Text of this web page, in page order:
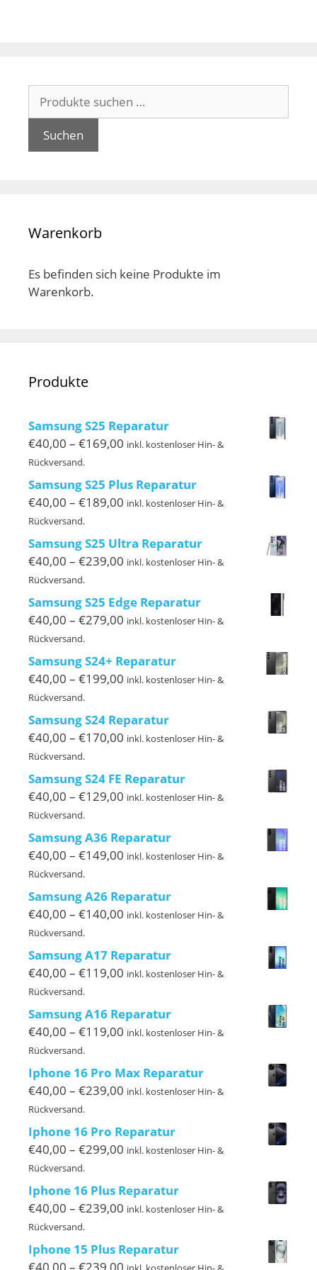
Produktseite
Suchen
nach:
Suchen
Warenkorb
Es befinden sich keine Produkte im
Warenkorb.
Produkte
Samsung S25 Reparatur
€40,00 – €169,00 Preisspanne:
bis
€169,00
inkl. kostenloser Hin- &
Rückversand.
Samsung S25 Plus Reparatur
€40,00 – €189,00 Preisspanne:
bis
€189,00
inkl. kostenloser Hin- &
Rückversand.
Samsung S25 Ultra Reparatur
€40,00 – €239,00 Preisspanne:
€239,00
inkl. kostenloser Hin- &
Rückversand.
Samsung S25 Edge Reparatur
€40,00 – €279,00 Preisspanne:
€279,00
inkl. kostenloser Hin- &
Rückversand.
Samsung S24+ Reparatur
€40,00 – €199,00 Preisspanne:
€199,00
inkl. kostenloser Hin- &
Rückversand.
Samsung S24 Reparatur
€40,00 – €170,00 Preisspanne:
bis
€170,00
inkl. kostenloser Hin- &
Rückversand.
Samsung S24 FE Reparatur
€40,00 – €129,00 Preisspanne:
€129,00
inkl. kostenloser Hin- &
Rückversand.
Samsung A36 Reparatur
€40,00 – €149,00 Preisspanne:
€149,00
inkl. kostenloser Hin- &
Rückversand.
Samsung A26 Reparatur
€40,00 – €140,00 Preisspanne:
€140,00
inkl. kostenloser Hin- &
Rückversand.
Samsung A17 Reparatur
€40,00 – €119,00 Preisspanne:
€119,00
inkl. kostenloser Hin- &
Rückversand.
Samsung A16 Reparatur
€40,00 – €119,00 Preisspanne:
bis
€119,00
inkl. kostenloser Hin- &
Rückversand.
Iphone 16 Pro Max Reparatur
€40,00 – €239,00 Preisspanne:
€239,00
inkl. kostenloser Hin- &
Rückversand.
Iphone 16 Pro Reparatur
€40,00 – €299,00 Preisspanne:
bis
€299,00
inkl. kostenloser Hin- &
Rückversand.
Iphone 16 Plus Reparatur
€40,00 – €239,00 Preisspanne:
bis
€239,00
inkl. kostenloser Hin- &
Rückversand.
Iphone 15 Plus Reparatur
€40,00 – €239,00 Preisspanne: